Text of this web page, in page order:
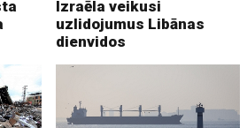
Izraēla veikusi
uzlidojumus Libānas
dienvidos